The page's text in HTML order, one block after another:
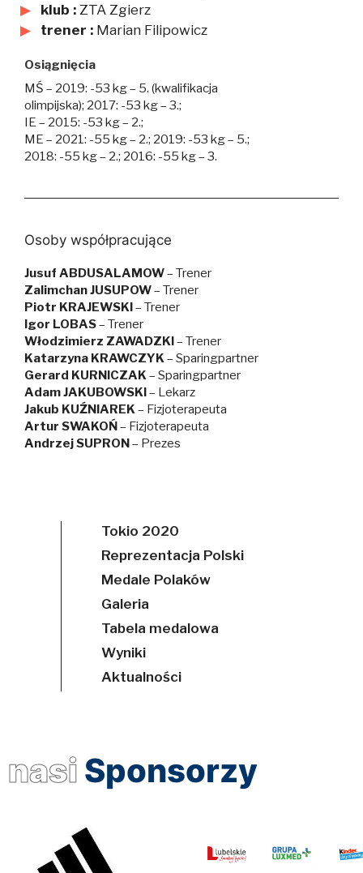
klub : ZTA Zgierz
trener : Marian Filipowicz
Osiągnięcia
MŚ – 2019: -53 kg – 5. (kwalifikacja
olimpijska); 2017: -53 kg – 3.;
IE – 2015: -53 kg – 2.;
ME – 2021: -55 kg – 2.; 2019: -53 kg – 5.;
2018: -55 kg – 2.; 2016: -55 kg – 3.
Osoby współpracujące
Jusuf ABDUSALAMOW– Trener
Zalimchan JUSUPOW– Trener
Piotr KRAJEWSKI– Trener
Igor LOBAS– Trener
Włodzimierz ZAWADZKI– Trener
Katarzyna KRAWCZYK– Sparingpartner
Gerard KURNICZAK– Sparingpartner
Adam JAKUBOWSKI– Lekarz
Jakub KUŹNIAREK– Fizjoterapeuta
Artur SWAKOŃ– Fizjoterapeuta
Andrzej SUPRON– Prezes
Tokio 2020
Reprezentacja Polski
Medale Polaków
Galeria
Tabela medalowa
Wyniki
Aktualności
nasi Sponsorzy